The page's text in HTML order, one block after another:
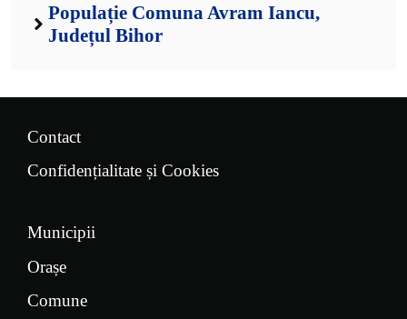
Populație Comuna Avram Iancu,
Județul Bihor
Contact
Confidențialitate și Cookies
Municipii
Orașe
Comune